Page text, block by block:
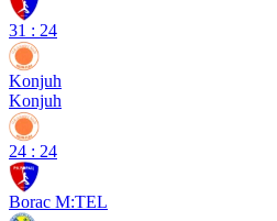
31 : 24
Konjuh
Konjuh
24 : 24
Borac M:TEL